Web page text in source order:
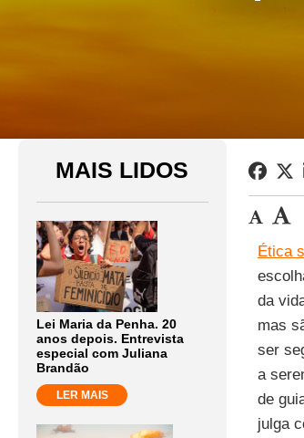
MAIS LIDOS
Lei Maria da Penha. 20
anos depois. Entrevista
especial com Juliana
Brandão
LER MAIS
Ética
da
mas
ser
a
de
julga